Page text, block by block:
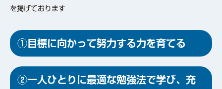
を掲げております
①目標に向かって努力する力を育てる
②一人ひとりに最適な勉強法で学び、充